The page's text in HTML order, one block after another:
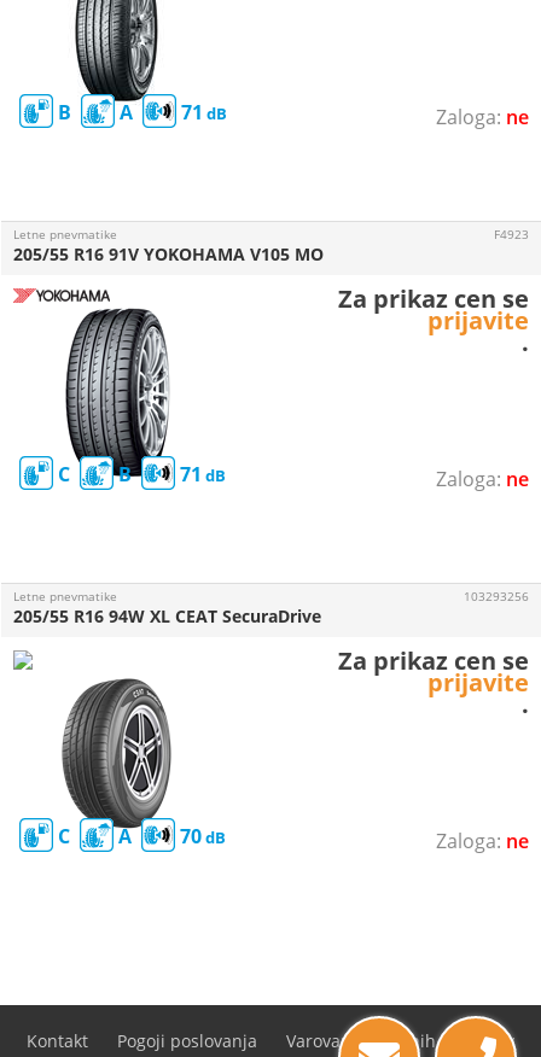
ne
B A 71
ne
Letne pnevmatike
C B 71
205/55 R16 91V YOKOHAMA V105 MO
F4923
Za prikaz cen se
prijavite
.
ne
Letne pnevmatike
C A 70
205/55 R16 94W XL CEAT SecuraDrive
103293256
Za prikaz cen se
prijavite
.
Kontakt Pogoji poslovanja Varovanje osebnih podatkov